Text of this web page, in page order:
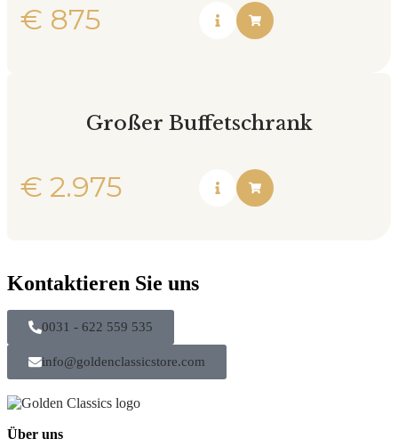
€ 875
Großer Buffetschrank
€ 2.975
Kontaktieren Sie uns
0031 - 622 559 535
info@goldenclassicstore.com
Über uns